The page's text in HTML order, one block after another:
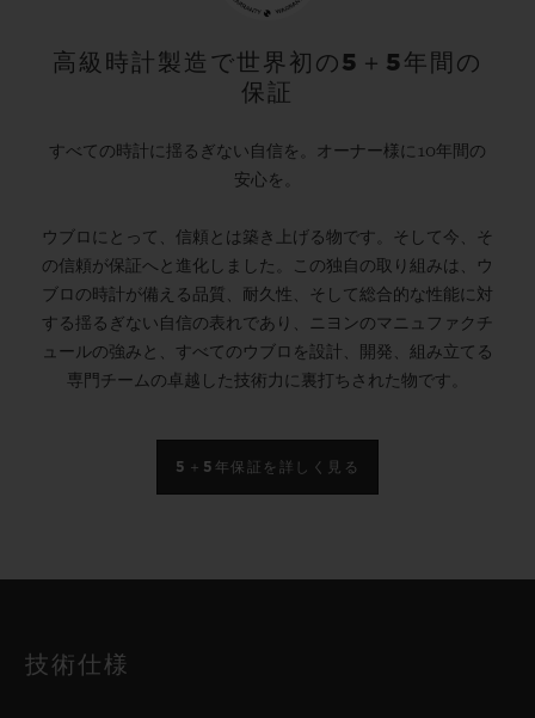
高級時計製造で世界初の5＋5年間の
保証
すべての時計に揺るぎない自信を。オーナー様に10年間の
安心を。
ウブロにとって、信頼とは築き上げる物です。そして今、そ
の信頼が保証へと進化しました。この独自の取り組みは、ウ
ブロの時計が備える品質、耐久性、そして総合的な性能に対
する揺るぎない自信の表れであり、ニヨンのマニュファクチ
ュールの強みと、すべてのウブロを設計、開発、組み立てる
専門チームの卓越した技術力に裏打ちされた物です。
5＋5年保証を詳しく見る
技術仕様